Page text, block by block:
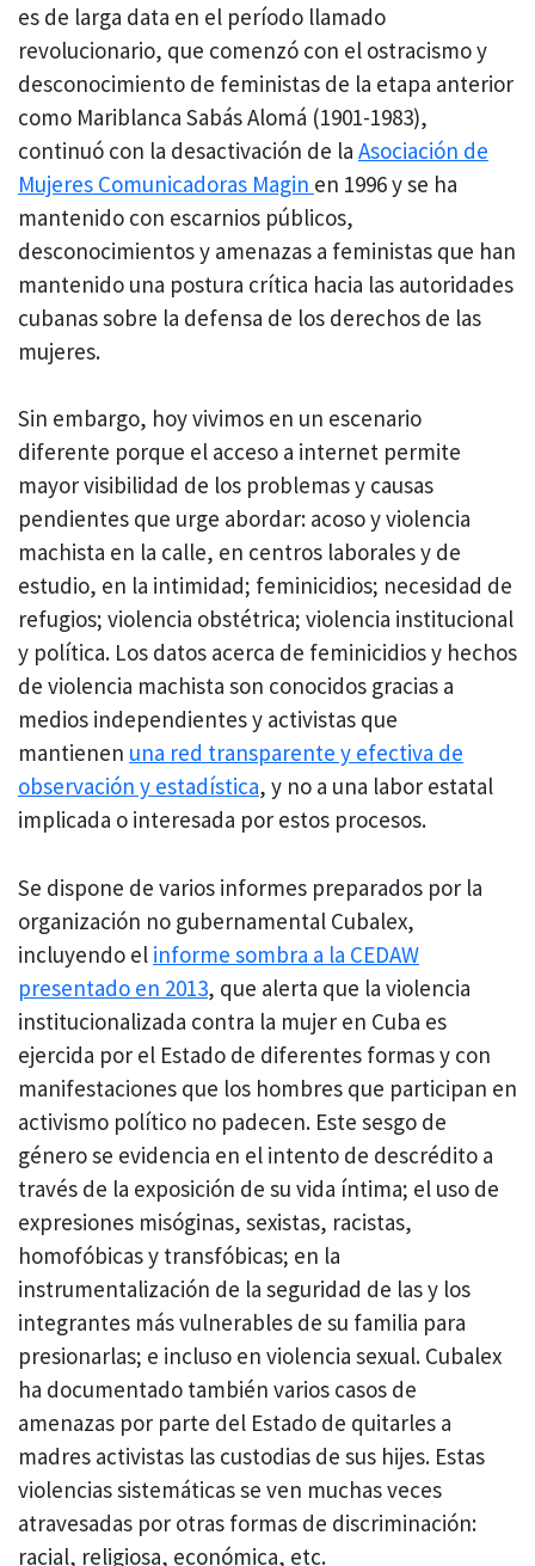
es de larga data en el período llamado
revolucionario, que comenzó con el ostracismo y
desconocimiento de feministas de la etapa anterior
como Mariblanca Sabás Alomá (1901-1983),
continuó con la desactivación de la Asociación de
Mujeres Comunicadoras Magin en 1996 y se ha
mantenido con escarnios públicos,
desconocimientos y amenazas a feministas que han
mantenido una postura crítica hacia las autoridades
cubanas sobre la defensa de los derechos de las
mujeres.
Sin embargo, hoy vivimos en un escenario
diferente porque el acceso a internet permite
mayor visibilidad de los problemas y causas
pendientes que urge abordar: acoso y violencia
machista en la calle, en centros laborales y de
estudio, en la intimidad; feminicidios; necesidad de
refugios; violencia obstétrica; violencia institucional
y política. Los datos acerca de feminicidios y hechos
de violencia machista son conocidos gracias a
medios independientes y activistas que
mantienen una red transparente y efectiva de
observación y estadística, y no a una labor estatal
implicada o interesada por estos procesos.
Se dispone de varios informes preparados por la
organización no gubernamental Cubalex,
incluyendo el informe sombra a la CEDAW
presentado en 2013, que alerta que la violencia
institucionalizada contra la mujer en Cuba es
ejercida por el Estado de diferentes formas y con
manifestaciones que los hombres que participan en
activismo político no padecen. Este sesgo de
género se evidencia en el intento de descrédito a
través de la exposición de su vida íntima; el uso de
expresiones misóginas, sexistas, racistas,
homofóbicas y transfóbicas; en la
instrumentalización de la seguridad de las y los
integrantes más vulnerables de su familia para
presionarlas; e incluso en violencia sexual. Cubalex
ha documentado también varios casos de
amenazas por parte del Estado de quitarles a
madres activistas las custodias de sus hijes. Estas
violencias sistemáticas se ven muchas veces
atravesadas por otras formas de discriminación:
racial, religiosa, económica, etc.